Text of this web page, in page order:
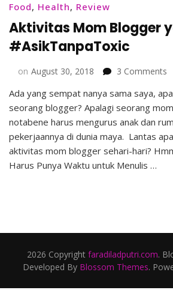
Food, Health, Review
Aktivitas Mom Blogger
#AsikTanpaToxic
on August 30, 2018 3 Comments
Ada yang sempat nanya sama saya,
seorang blogger? Apalagi seorang
notabene harus mengurus anak dan
pekerjaannya di dunia maya. Lantas
aktivitas mom blogger sehari-hari?
Harus Punya Waktu untuk Menulis …
2026 Copyright faradiladputri.com.
Developed By Blossom Themes.